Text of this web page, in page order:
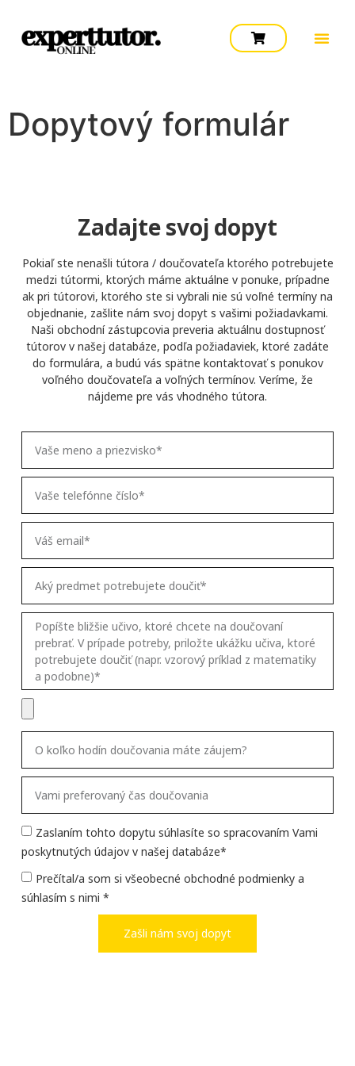
Dopytový formulár
Zadajte svoj dopyt
Pokiaľ ste nenašli tútora / doučovateľa ktorého potrebujete
medzi tútormi, ktorých máme aktuálne v ponuke, prípadne
ak pri tútorovi, ktorého ste si vybrali nie sú voľné termíny na
objednanie, zašlite nám svoj dopyt s vašimi požiadavkami.
Naši obchodní zástupcovia preveria aktuálnu dostupnosť
tútorov v našej databáze, podľa požiadaviek, ktoré zadáte
do formulára, a budú vás spätne kontaktovať s ponukov
voľného doučovateľa a voľných termínov. Veríme, že
nájdeme pre vás vhodného tútora.
Zaslaním tohto dopytu súhlasíte so spracovaním Vami
poskytnutých údajov v našej databáze*
Prečítal/a som si všeobecné obchodné podmienky a
súhlasím s nimi *
Zašli nám svoj dopyt